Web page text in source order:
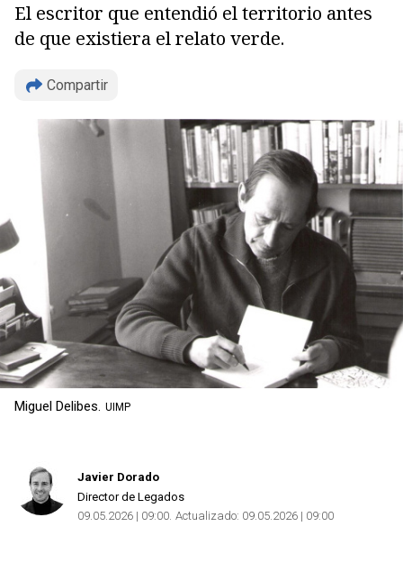
El escritor que entendió el territorio antes
de que existiera el relato verde.
Compartir
Copiar
Miguel Delibes. UIMP
Javier Dorado
Director de Legados
09.05.2026 | 09:00 Actualizado: 09.05.2026 | 09:00